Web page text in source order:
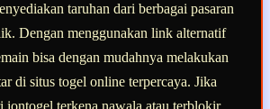
taruhan dari berbagai pasaran
Dengan menggunakan link alternatif
bisa dengan mudahnya melakukan
di situs togel online terpercaya. Jika